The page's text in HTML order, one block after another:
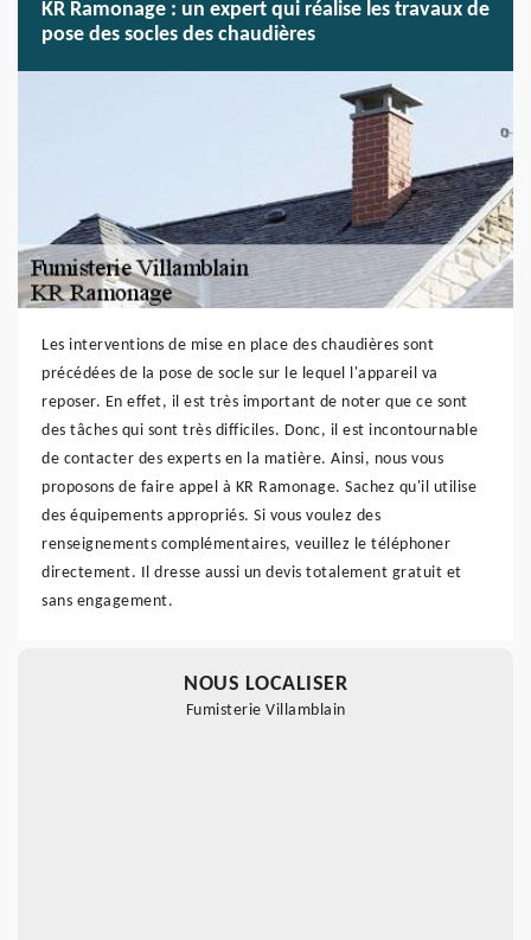
KR Ramonage : un expert qui réalise les travaux de
pose des socles des chaudières
Les interventions de mise en place des chaudières sont
précédées de la pose de socle sur le lequel l'appareil va
reposer. En effet, il est très important de noter que ce sont
des tâches qui sont très difficiles. Donc, il est incontournable
de contacter des experts en la matière. Ainsi, nous vous
proposons de faire appel à KR Ramonage. Sachez qu'il utilise
des équipements appropriés. Si vous voulez des
renseignements complémentaires, veuillez le téléphoner
directement. Il dresse aussi un devis totalement gratuit et
sans engagement.
NOUS LOCALISER
Fumisterie Villamblain